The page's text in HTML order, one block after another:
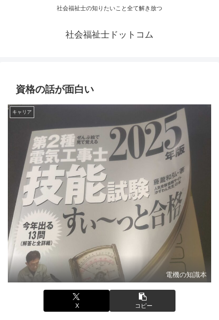
社会福祉士の知りたいこと全て解き放つ
社会福祉士ドットコム
資格の話が面白い
キャリア
電機の知識本
X コピー